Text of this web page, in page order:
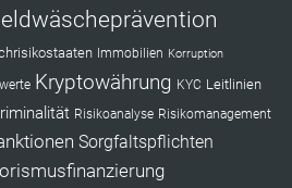
Immobilien Korruption
Kryptowährung KYC Leitlinien
Risikoanalyse Risikomanagement
Sorgfaltspflichten